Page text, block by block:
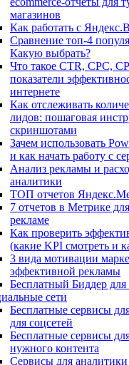
магазинов
Как работать с
Сравнение топ-4
Какую выбрать?
Что такое CTR, CPC,
показатели
интернете
Как отслеживать
лидов: пошаговая
скриншотами
Зачем использовать
и как начать работу с
Анализ рекламы и
аналитики
ТОП отчетов
7 отчетов в Метрике
рекламе
Как проверить
(какие KPI смотреть и
3 вида мотивации
эффективной рекламы
Бесплатный Биддер
сети
Бесплатные сервисы
для соцсетей
Бесплатные сервисы
нужного контента
Сервисы для